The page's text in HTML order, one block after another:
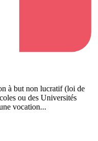
à but non lucratif (loi de
ou des Universités
vocation...